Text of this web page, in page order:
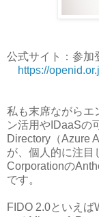
公式サイト：参加
https://
私も末席ながらエ
ン活用やIDaaSの
Directory（Azure
が、個人的に注目
Corporationの
です。
FIDO 2.0といえ